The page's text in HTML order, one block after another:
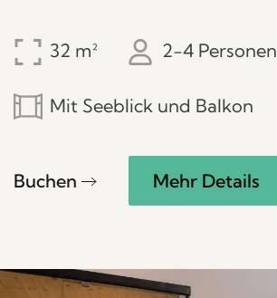
32 2-4 Personen
Mit Seeblick und Balkon
Buchen Mehr Details